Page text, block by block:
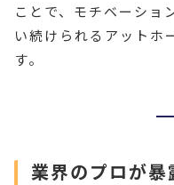
ことで、モチベーショ
い続けられるアットホ
す。
業界のプロが